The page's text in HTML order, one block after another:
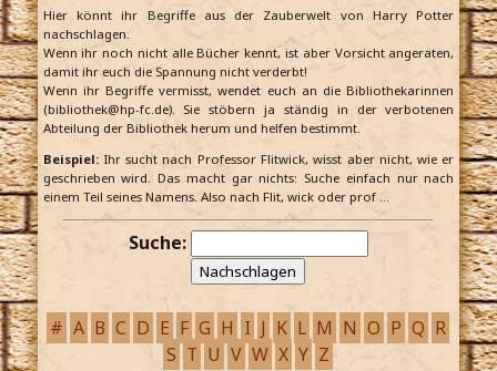
Zauberwelt
Willkommen
Jetzt Fanclub-Mitglied werden!
Hier könnt ihr Begriffe aus der Zauberwelt von Harry Potter
nachschlagen.
Wenn ihr noch nicht alle Bücher kennt, ist aber Vorsicht angeraten,
damit ihr euch die Spannung nicht verderbt!
Wenn ihr Begriffe vermisst, wendet euch an die Bibliothekarinnen
(bibliothek@hp-fc.de). Sie stöbern ja ständig in der verbotenen
Abteilung der Bibliothek herum und helfen bestimmt.
Beispiel:Ihr sucht nach Professor Flitwick, wisst aber nicht, wie er
geschrieben wird. Das macht gar nichts: Suche einfach nur nach
einem Teil seines Namens. Also nach Flit, wick oder prof …
Suche:
# A B C D E F G H I J K L M N O P Q R
S T U V W X Y Z